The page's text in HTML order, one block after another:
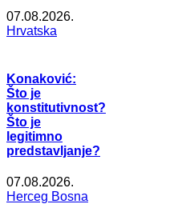
07.08.2026.
Hrvatska
Konaković:
Što je
konstitutivnost?
Što je
legitimno
predstavljanje?
07.08.2026.
Herceg Bosna